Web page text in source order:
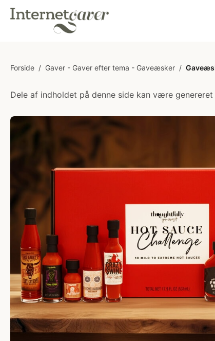
Forside / Gaver - Gaver efter tema - Gaveæsker /
Dele af indholdet på denne side kan være